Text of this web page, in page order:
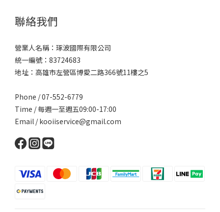
聯絡我們
營業人名稱：琢波國際有限公司
統一編號：83724683
地址：高雄市左營區博愛二路366號11樓之5
Phone / 07-552-6779
Time / 每週一至週五09:00-17:00
Email /kooiiservice@gmail.com